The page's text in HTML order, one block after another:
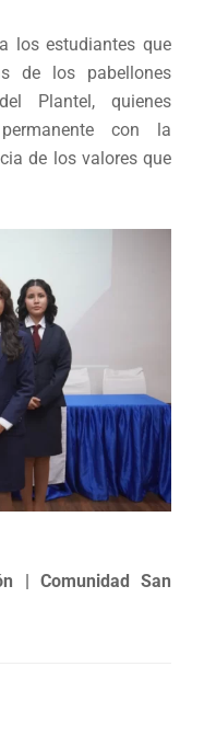
los estudiantes que
de los pabellones
Plantel, quienes
con la
de los valores que
| Comunidad San